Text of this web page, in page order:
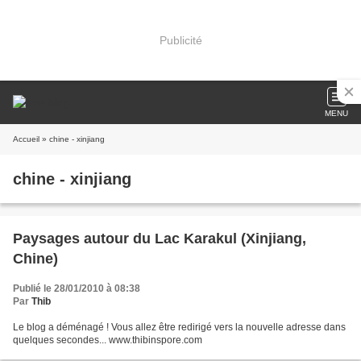
Publicité
MENU
Accueil » chine - xinjiang
chine - xinjiang
Paysages autour du Lac Karakul (Xinjiang,
Chine)
Publié le 28/01/2010 à 08:38
Par Thib
Le blog a déménagé ! Vous allez être redirigé vers la nouvelle adresse dans
quelques secondes... www.thibinspore.com